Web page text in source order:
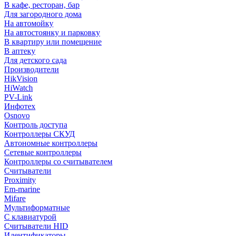
В кафе, ресторан, бар
Для загородного дома
На автомойку
На автостоянку и парковку
В квартиру или помещение
В аптеку
Для детского сада
Производители
HikVision
HiWatch
PV-Link
Инфотех
Osnovo
Контроль доступа
Контроллеры СКУД
Автономные контроллеры
Сетевые контроллеры
Контроллеры со считывателем
Считыватели
Proximity
Em-marine
Mifare
Мультиформатные
С клавиатурой
Считыватели HID